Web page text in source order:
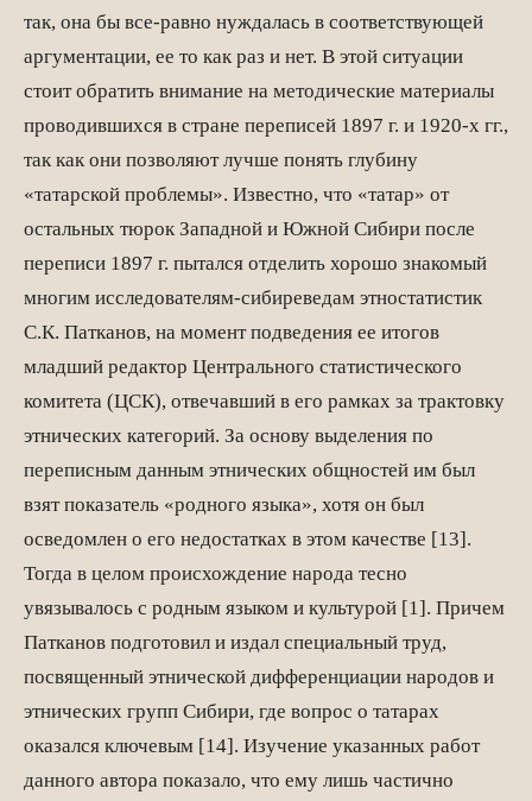
так, она бы все-равно нуждалась в соответствующей
аргументации, ее то как раз и нет. В этой ситуации
стоит обратить внимание на методические материалы
проводившихся в стране переписей 1897 г. и 1920-х гг.,
так как они позволяют лучше понять глубину
«татарской проблемы». Известно, что «татар» от
остальных тюрок Западной и Южной Сибири после
переписи 1897 г. пытался отделить хорошо знакомый
многим исследователям-сибиреведам этностатистик
С.К. Патканов, на момент подведения ее итогов
младший редактор Центрального статистического
комитета (ЦСК), отвечавший в его рамках за трактовку
этнических категорий. За основу выделения по
переписным данным этнических общностей им был
взят показатель «родного языка», хотя он был
осведомлен о его недостатках в этом качестве [13].
Тогда в целом происхождение народа тесно
увязывалось с родным языком и культурой [1]. Причем
Патканов подготовил и издал специальный труд,
посвященный этнической дифференциации народов и
этнических групп Сибири, где вопрос о татарах
оказался ключевым [14]. Изучение указанных работ
данного автора показало, что ему лишь частично